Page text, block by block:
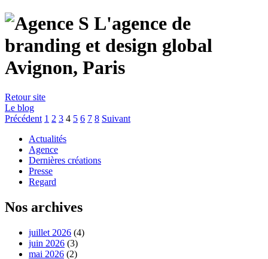
Retour site
Le blog
Précédent 1 2 3 4 5 6 7 8 Suivant
Actualités
Agence
Dernières créations
Presse
Regard
Nos archives
juillet 2026 (4)
juin 2026 (3)
mai 2026 (2)